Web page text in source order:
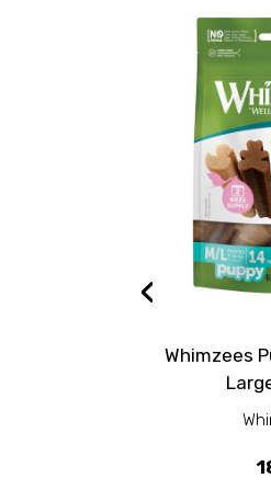
Whimzees
‹